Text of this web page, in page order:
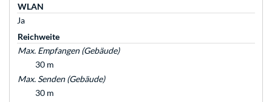
WLAN
Ja
Reichweite
Max. Empfangen (Gebäude)
30 m
Max. Senden (Gebäude)
30 m